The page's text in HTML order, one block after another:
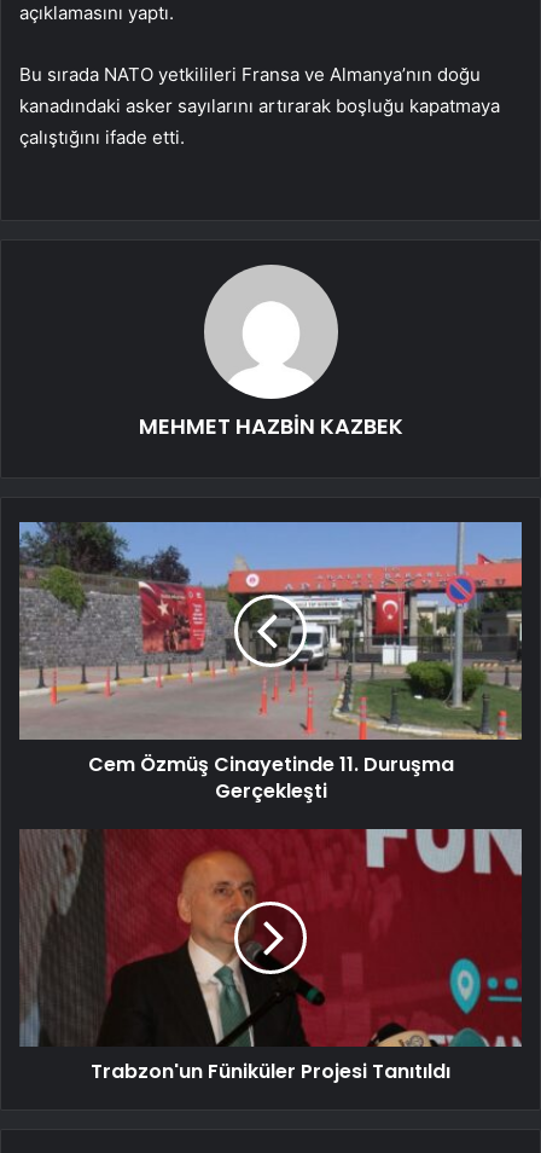
açıklamasını yaptı.
Bu sırada NATO yetkilileri Fransa ve Almanya’nın doğu
kanadındaki asker sayılarını artırarak boşluğu kapatmaya
çalıştığını ifade etti.
MEHMET HAZBİN KAZBEK
Cem Özmüş Cinayetinde 11. Duruşma
Gerçekleşti
Trabzon'un Füniküler Projesi Tanıtıldı